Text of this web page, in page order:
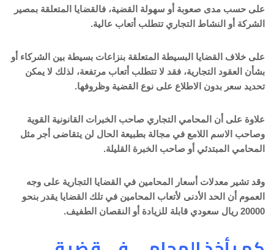
على حسب مدى صعوبة أو سهولة القضية، فالقضايا المتعلقة بمصير
الشركة أو النشاط التجاري تتطلب أتعاب عالية.
على خلاف القضايا البسيطة المتعلقة بنزاعات بسيطة بين الشركاء أو
بشأن العقود التجارية، فقد لا تتطلب أتعاب مرتفعة، لذلك لا يمكن
تحديد سعر بدون الاطلاع على نوع القضية وظروفها.
علاوة على أن المحامي التجاري صاحب الخبرات القانونية القوية
وصاحب الاسم اللامع في مجالة بطبيعة الحال لن يتقاضى أجر مثل
المحامي المبتدئي أو صاحب الخبرة القليلة.
وقد تشير معدلات أسعار المحامين في القضايا التجارية على وجه
العموم أن الحد الأدنى لأتعاب المحامين في تلك القضايا يقدر بنحو
20000 ريال سعودي قابلة للزيادة أو النقصان الطفيف.